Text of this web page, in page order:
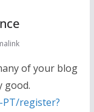
of your blog
good.
register?